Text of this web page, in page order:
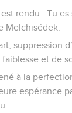
rendu : Tu
Melchisédek.
suppression
faiblesse et de
à la
espérance